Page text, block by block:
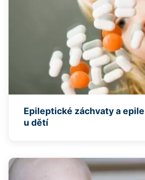
Epileptické záchvaty a
u dětí